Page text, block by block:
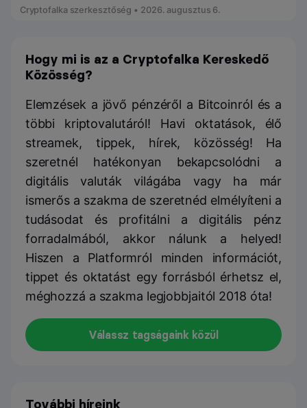
Cryptofalka szerkesztőség • 2026. augusztus 6.
Hogy mi is az a Cryptofalka Kereskedő
Közösség?
Elemzések a jövő pénzéről a Bitcoinról és a
többi kriptovalutáról! Havi oktatások, élő
streamek, tippek, hírek, közösség! Ha
szeretnél hatékonyan bekapcsolódni a
digitális valuták világába vagy ha már
ismerős a szakma de szeretnéd elmélyíteni a
tudásodat és profitálni a digitális pénz
forradalmából, akkor nálunk a helyed!
Hiszen a Platformról minden információt,
tippet és oktatást egy forrásból érhetsz el,
méghozzá a szakma legjobbjaitól 2018 óta!
Válassz tagságaink közül
További híreink